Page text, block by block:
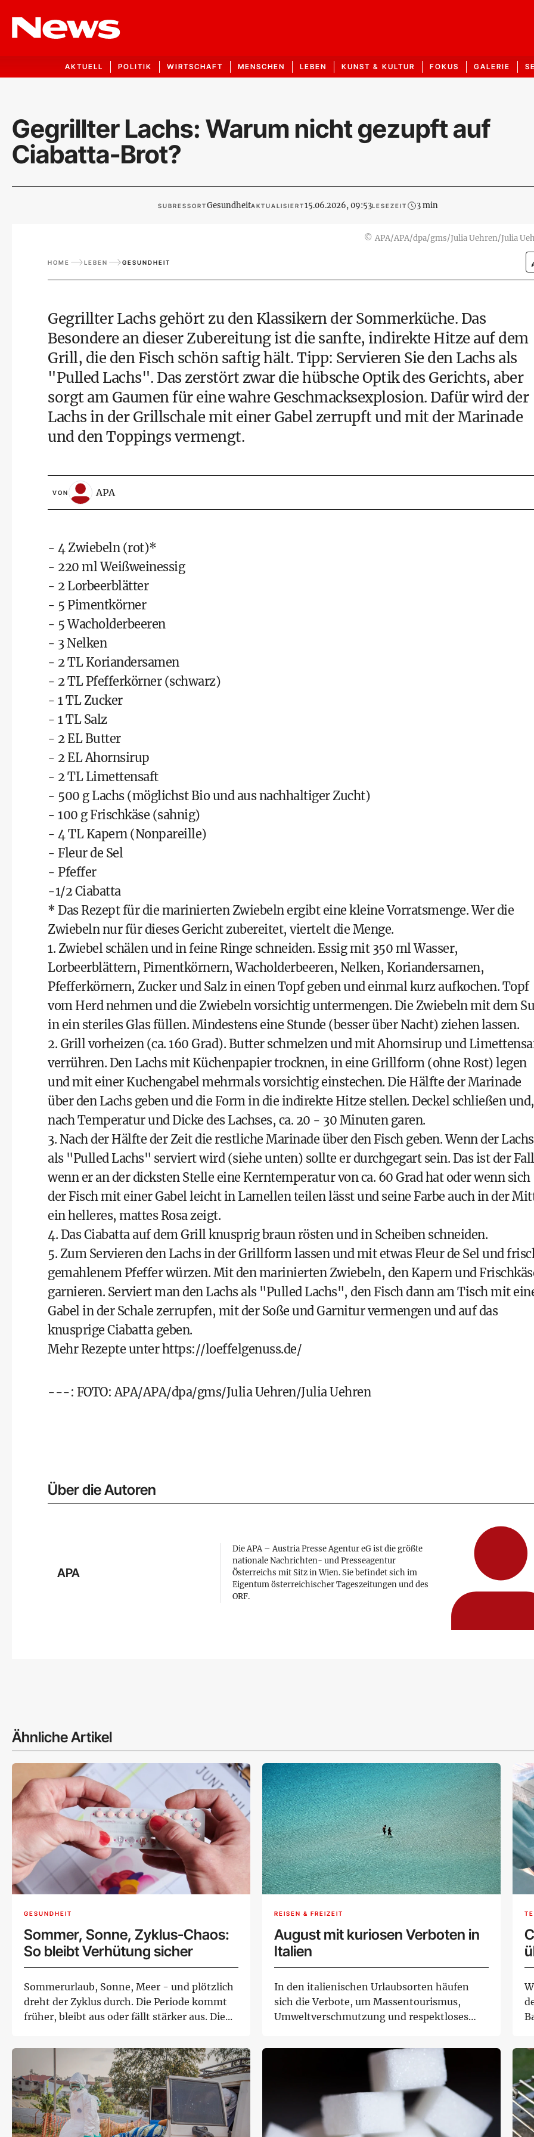
AKTUELL POLITIK WIRTSCHAFT MENSCHEN LEBEN KUNST & KULTUR FOKUS GALERIE
Gegrillter Lachs: Warum nicht gezupft auf
Ciabatta-Brot?
SUBRESSORTGesundheitAKTUALISIERT15.06.2026, 09:53LESEZEIT 3 min
© APA/APA/dpa/gms/Julia Uehren/Julia
HOME LEBEN GESUNDHEIT
Gegrillter Lachs gehört zu den Klassikern der Sommerküche. Das
Besondere an dieser Zubereitung ist die sanfte, indirekte Hitze auf dem
Grill, die den Fisch schön saftig hält. Tipp: Servieren Sie den Lachs als
"Pulled Lachs". Das zerstört zwar die hübsche Optik des Gerichts, aber
sorgt am Gaumen für eine wahre Geschmacksexplosion. Dafür wird der
Lachs in der Grillschale mit einer Gabel zerrupft und mit der Marinade
und den Toppings vermengt.
VON APA
- 4 Zwiebeln (rot)*
- 220 ml Weißweinessig
- 2 Lorbeerblätter
- 5 Pimentkörner
- 5 Wacholderbeeren
- 3 Nelken
- 2 TL Koriandersamen
- 2 TL Pfefferkörner (schwarz)
- 1 TL Zucker
- 1 TL Salz
- 2 EL Butter
- 2 EL Ahornsirup
- 2 TL Limettensaft
- 500 g Lachs (möglichst Bio und aus nachhaltiger Zucht)
- 100 g Frischkäse (sahnig)
- 4 TL Kapern (Nonpareille)
- Fleur de Sel
- Pfeffer
-1/2 Ciabatta
* Das Rezept für die marinierten Zwiebeln ergibt eine kleine Vorratsmenge. Wer die
Zwiebeln nur für dieses Gericht zubereitet, viertelt die Menge.
1. Zwiebel schälen und in feine Ringe schneiden. Essig mit 350 ml Wasser,
Lorbeerblättern, Pimentkörnern, Wacholderbeeren, Nelken, Koriandersamen,
Pfefferkörnern, Zucker und Salz in einen Topf geben und einmal kurz aufkochen. Topf
vom Herd nehmen und die Zwiebeln vorsichtig untermengen. Die Zwiebeln mit dem
in ein steriles Glas füllen. Mindestens eine Stunde (besser über Nacht) ziehen lassen.
2. Grill vorheizen (ca. 160 Grad). Butter schmelzen und mit Ahornsirup und
verrühren. Den Lachs mit Küchenpapier trocknen, in eine Grillform (ohne Rost) legen
und mit einer Kuchengabel mehrmals vorsichtig einstechen. Die Hälfte der Marinade
über den Lachs geben und die Form in die indirekte Hitze stellen. Deckel schließen
nach Temperatur und Dicke des Lachses, ca. 20 - 30 Minuten garen.
3. Nach der Hälfte der Zeit die restliche Marinade über den Fisch geben. Wenn der Lachs
als "Pulled Lachs" serviert wird (siehe unten) sollte er durchgegart sein. Das ist der
wenn er an der dicksten Stelle eine Kerntemperatur von ca. 60 Grad hat oder wenn sich
der Fisch mit einer Gabel leicht in Lamellen teilen lässt und seine Farbe auch in der
ein helleres, mattes Rosa zeigt.
4. Das Ciabatta auf dem Grill knusprig braun rösten und in Scheiben schneiden.
5. Zum Servieren den Lachs in der Grillform lassen und mit etwas Fleur de Sel und
gemahlenem Pfeffer würzen. Mit den marinierten Zwiebeln, den Kapern und
garnieren. Serviert man den Lachs als "Pulled Lachs", den Fisch dann am Tisch mit
Gabel in der Schale zerrupfen, mit der Soße und Garnitur vermengen und auf das
knusprige Ciabatta geben.
Mehr Rezepte unterhttps://loeffelgenuss.de/
---: FOTO: APA/APA/dpa/gms/Julia Uehren/Julia Uehren
Über die Autoren
APA
Die APA – Austria Presse Agentur eG ist die größte
nationale Nachrichten- und Presseagentur
Österreichs mit Sitz in Wien. Sie befindet sich im
Eigentum österreichischer Tageszeitungen und des
ORF.
Ähnliche Artikel
GESUNDHEIT
Sommer, Sonne, Zyklus-Chaos:
So bleibt Verhütung sicher
Sommerurlaub, Sonne, Meer - und plötzlich
dreht der Zyklus durch. Die Periode kommt
früher, bleibt aus oder fällt stärker aus. Die...
REISEN & FREIZEIT
August mit kuriosen Verboten in
Italien
In den italienischen Urlaubsorten häufen
sich die Verbote, um Massentourismus,
Umweltverschmutzung und respektloses